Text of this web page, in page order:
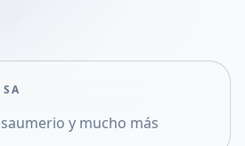
y mucho más